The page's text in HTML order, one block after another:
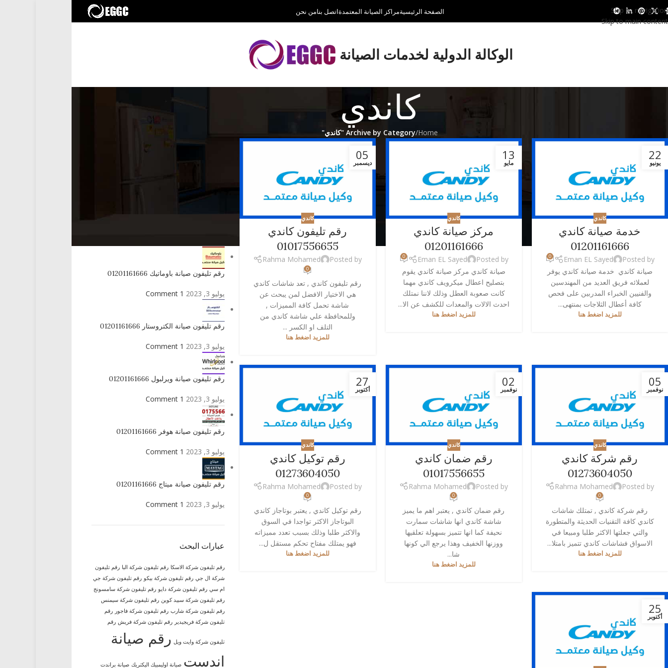
Skip to navigation
Skip to main content
الصفحة الرئيسيةمراكز الصيانة المعتمدةاتصل بنامن نحن
الوكالة الدولية لخدمات الصيانة
كاندي
Home
/Archive by Category "كاندي"
22
يونيو
كاندي
خدمة صيانة كاندي
01201161666
Posted by
Eman EL Sayed
0
صيانة كاندي خدمة صيانة كاندي يوفر
لعملائه فريق العديد من المهندسين
والفنيين الخبراء المدربين على فحص
كافة أعطال الثلاجات بمنتهى...
للمزيد اضغط هنا
13
مايو
كاندي
مركز صيانة كاندي
01201161666
Posted by
Eman EL Sayed
0
صيانة كاندي مركز صيانة كاندي يقوم
بتصليح اعطال ميكرويف كاندي مهما
كانت صعوبة العطل وذلك لاننا نمتلك
احدث الالات والمعدات للكشف عن الا...
للمزيد اضغط هنا
05
ديسمبر
كاندي
رقم تليفون كاندي
01017556655
Posted by
Rahma Mohamed
0
رقم تليفون كاندي , تعد شاشات كاندي
هي الاختيار الافضل لمن يبحث عن
شاشة تحمل كافة المميزات ,
وللمحافظة علي شاشة كاندي من
التلف او الكسر ...
للمزيد اضغط هنا
05
نوفمبر
كاندي
رقم شركة كاندي
01273604050
Posted by
Rahma Mohamed
0
رقم شركة كاندي , تمتلك شاشات
كاندي كافة التقنيات الحديثة والمتطورة
والتي جعلتها الاكثر طلبا ومبيعا في
الاسواق فشاشات كاندي تتميز بامتلا...
للمزيد اضغط هنا
02
نوفمبر
كاندي
رقم ضمان كاندي
01017556655
Posted by
Rahma Mohamed
0
رقم ضمان كاندي , يعتبر اهم ما يميز
شاشة كاندي انها شاشات سمارت
نحيفة كما انها تتميز بسهولة تعلقيها
ووزنها الخفيف وهذا يرجع الي كونها
شا...
للمزيد اضغط هنا
27
أكتوبر
كاندي
رقم توكيل كاندي
01273604050
Posted by
Rahma Mohamed
0
رقم توكيل كاندي , يعتبر بوتاجاز كاندي
البوتاجاز الاكثر تواجدا في السوق
والاكثر طلبا وذلك بسبب تعدد مميزاته
فهو يمتلك مفتاح تحكم مستقل ل...
للمزيد اضغط هنا
25
أكتوبر
رقم تليفون صيانة باوماتيك 01201161666
يوليو 3, 2023 1 Comment
رقم تليفون صيانة الكتروستار 01201161666
يوليو 3, 2023 1 Comment
رقم تليفون صيانة ويرلبول 01201161666
يوليو 3, 2023 1 Comment
رقم تليفون صيانة هوفر 01201161666
يوليو 3, 2023 1 Comment
رقم تليفون صيانة ميتاج 01201161666
يوليو 3, 2023 1 Comment
عبارات البحث
رقم تليفون شركة الاسكا رقم تليفون شركة البا رقم تليفون
شركة ال جي رقم تليفون شركة بيكو رقم تليفون شركة جي
ام سي رقم تليفون شركة دايو رقم تليفون شركة سامسونج
رقم تليفون شركة سبيد كوين رقم تليفون شركة سيمنس
رقم تليفون شركة شارب رقم تليفون شركة فاجور رقم
تليفون شركة فريجيدير رقم تليفون شركة فريش رقم
تليفون شركة وايت ويل رقم صيانة
اندست صيانة اوليمبيك اليكتريك صيانة براندت